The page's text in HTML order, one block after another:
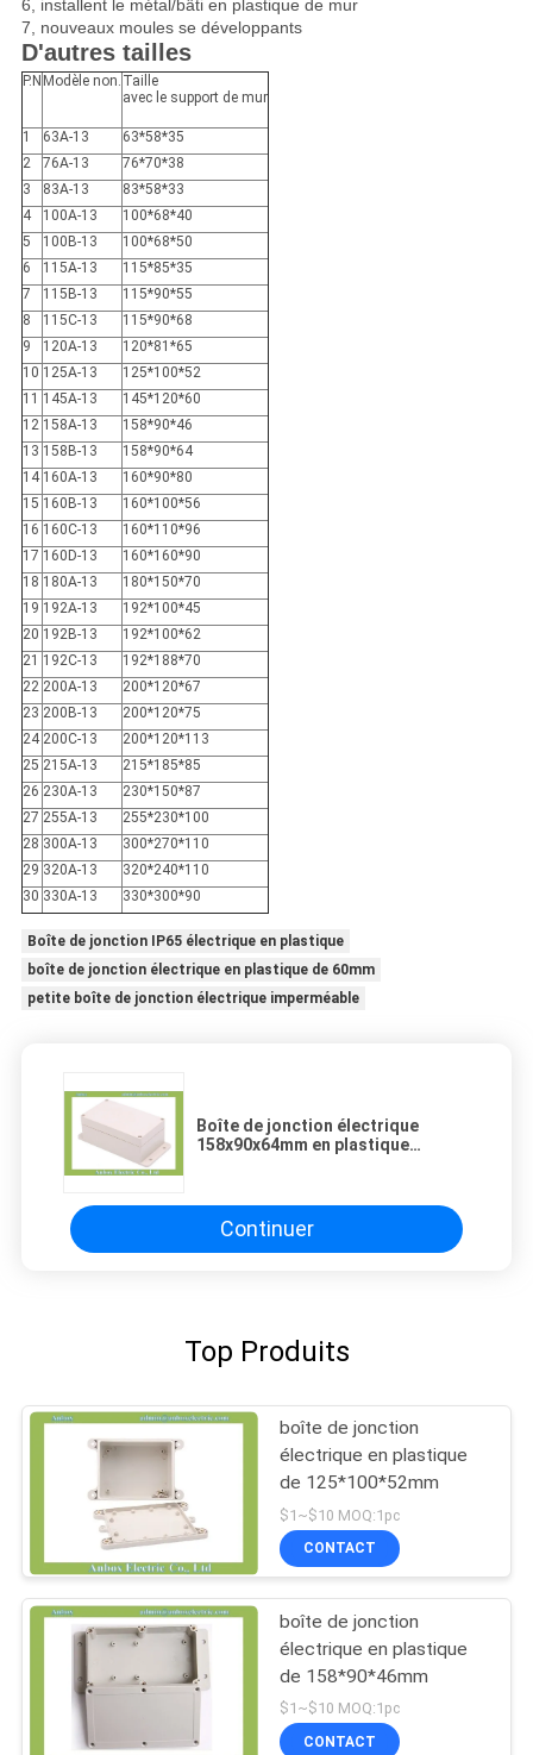
6, installent le métal/bâti en plastique de mur
7, nouveaux moules se développants
D'autres tailles
P.N Modèle non. Taille
avec le support de mur
1 63A-13
63*58*35
2
76A-13
76*70*38
3
83A-13
83*58*33
4
100A-13
100*68*40
5
100B-13
100*68*50
6
115A-13
115*85*35
7
115B-13
115*90*55
8
115C-13
115*90*68
9
120A-13
120*81*65
10 125A-13
125*100*52
11 145A-13
145*120*60
12 158A-13
158*90*46
13 158B-13
158*90*64
14 160A-13
160*90*80
15 160B-13
160*100*56
16 160C-13
160*110*96
17 160D-13
160*160*90
18 180A-13
180*150*70
19 192A-13
192*100*45
20 192B-13
192*100*62
21 192C-13
192*188*70
22 200A-13
200*120*67
23 200B-13
200*120*75
24 200C-13
200*120*113
25 215A-13
215*185*85
26 230A-13
230*150*87
27 255A-13
255*230*100
28 300A-13
300*270*110
29 320A-13
320*240*110
30 330A-13 330*300*90
Boîte de jonction IP65 électrique en plastique
boîte de jonction électrique en plastique de 60mm
petite boîte de jonction électrique imperméable
Boîte de jonction électrique
158x90x64mm en plastique
Continuer
Top Produits
boîte de jonction
électrique en plastique
de 125*100*52mm
$1~$10 MOQ:1pc
CONTACT
boîte de jonction
électrique en plastique
de 158*90*46mm
$1~$10 MOQ:1pc
CONTACT